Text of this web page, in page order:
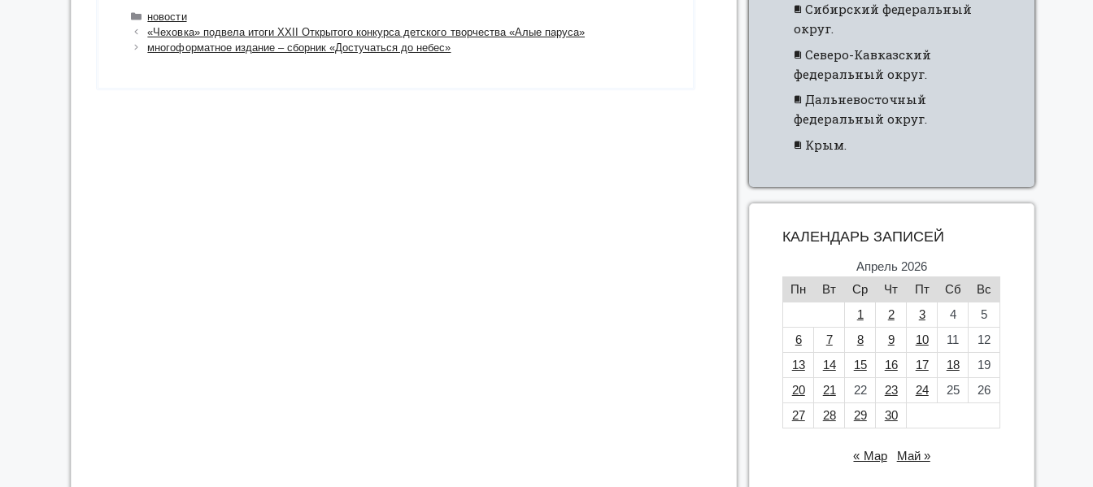
Рубрики
новости
«Чеховка» подвела итоги XXII Открытого конкурса детского творчества «Алые паруса»
многоформатное издание – сборник «Достучаться до небес»
Сибирский федеральный
округ.
Северо-Кавказский
федеральный округ.
Дальневосточный
федеральный округ.
Крым.
КАЛЕНДАРЬ ЗАПИСЕЙ
Апрель 2026
Пн
Вт Ср Чт Пт Сб
Вс
1
2 3 4
5
6
7 8 9 10 11
12
13
14 15 16 17 18
19
20
21 22 23 24 25
26
27
28 29 30
« Мар Май »